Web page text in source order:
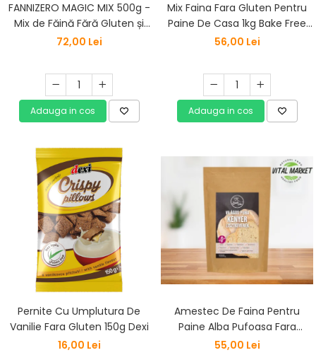
FANNIZERO MAGIC MIX 500g -
Mix de Făină Fără Gluten și
Fără Cereale
72,00 Lei
Adauga in cos
Mix Faina Fara Gluten Pentru
Paine De Casa 1kg Bake Free
Eden Premium
56,00 Lei
Adauga in cos
Pernite Cu Umplutura De
Vanilie Fara Gluten 150g Dexi
16,00 Lei
Amestec De Faina Pentru
Paine Alba Pufoasa Fara
Gluten 1kg Szafi Free
55,00 Lei